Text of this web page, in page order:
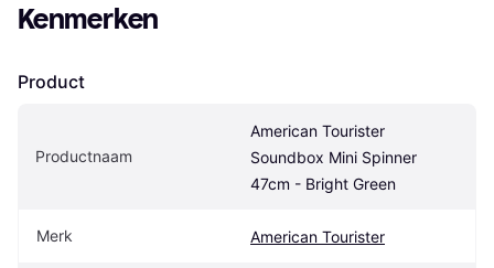
Kenmerken
Product
Productnaam
American Tourister
Soundbox Mini Spinner
47cm - Bright Green
Merk American Tourister